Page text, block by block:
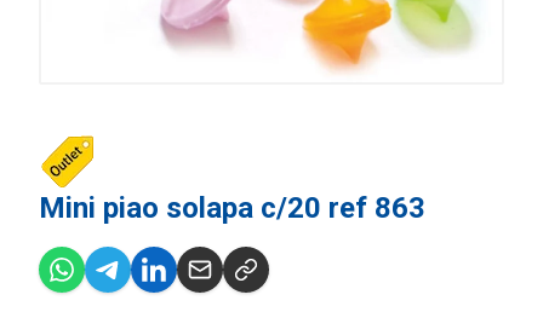
Mini piao solapa c/20 ref 863